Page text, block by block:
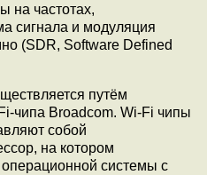
на частотах,
сигнала и модуляция
(SDR, Software Defined
путём
чипа Broadcom. Wi-Fi чипы
собой
на котором
системы с